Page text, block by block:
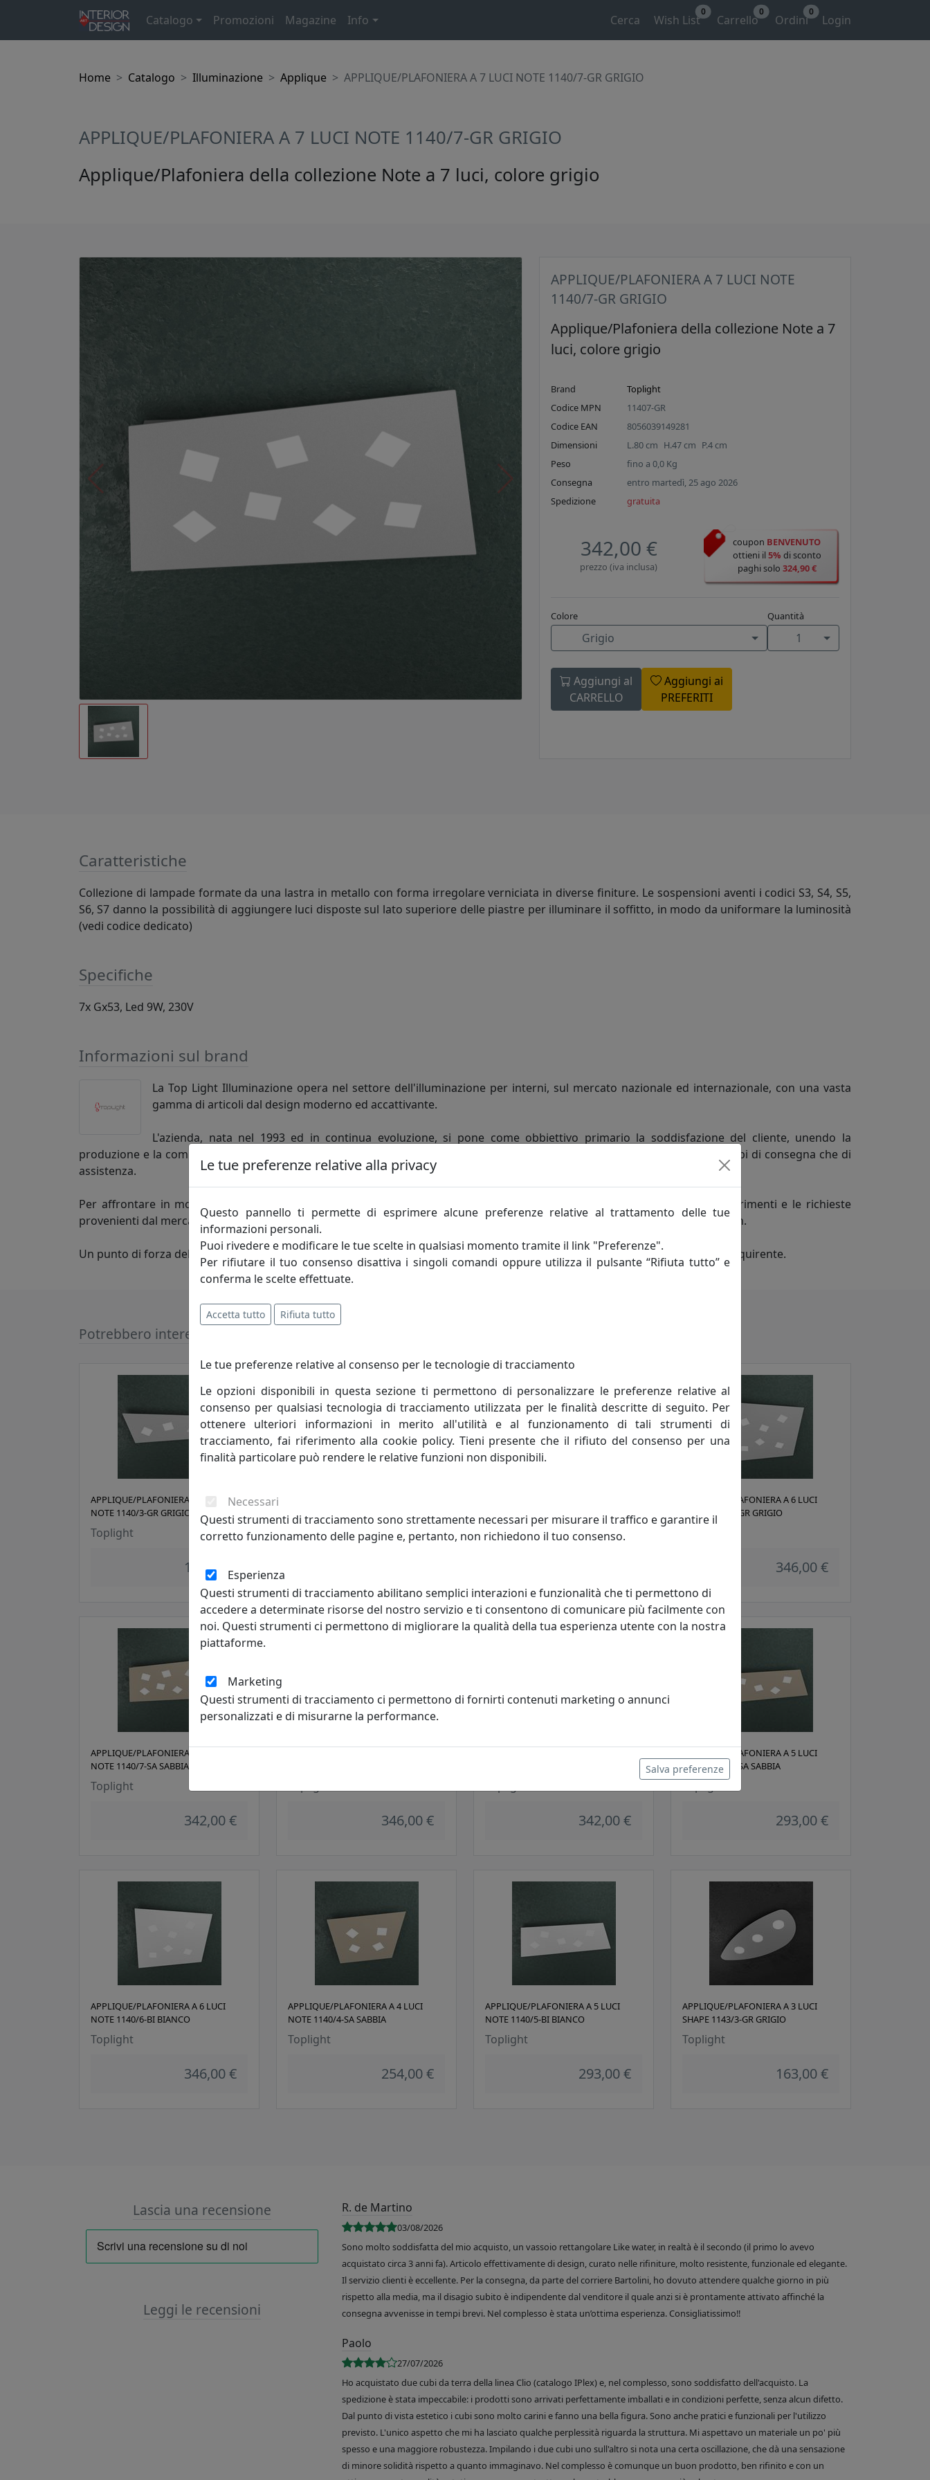
Catalogo Promozioni Magazine Info Cerca Wish List
0
Carrello
0
Ordini
0
Login
Home Catalogo Illuminazione Applique APPLIQUE/PLAFONIERA A 7 LUCI NOTE 1140/7-GR GRIGIO
APPLIQUE/PLAFONIERA A 7 LUCI NOTE 1140/7-GR GRIGIO
Applique/Plafoniera della collezione Note a 7 luci, colore grigio
APPLIQUE/PLAFONIERA A 7 LUCI NOTE
1140/7-GR GRIGIO
Applique/Plafoniera della collezione Note a 7
luci, colore grigio
Brand
Toplight
Codice MPN
11407-GR
Codice EAN
8056039149281
Dimensioni
L.80 cm H.47 cm P.4 cm
Peso
fino a0,0 Kg
Consegna
entro martedì, 25 ago 2026
Spedizione
gratuita
342,00 €
prezzo (iva inclusa)
coupon BENVENUTO
ottieni il5% di sconto
paghi solo 324,90 €
Colore
Grigio
Quantità
1
Aggiungi al
CARRELLO
Aggiungi ai
PREFERITI
Caratteristiche
Collezione di lampade formate da una lastra in metallo con forma irregolare verniciata in diverse finiture. Le sospensioni aventi i codici S3, S4, S5,
S6, S7 danno la possibilità di aggiungere luci disposte sul lato superiore delle piastre per illuminare il soffitto, in modo da uniformare la luminosità
(vedi codice dedicato)
Specifiche
7x Gx53, Led 9W, 230V
Informazioni sul brand
La Top Light Illuminazione opera nel settore dell'illuminazione per interni, sul mercato nazionale ed internazionale, con una vasta
gamma di articoli dal design moderno ed accattivante.
L'azienda, nata nel 1993 ed in continua evoluzione, si pone come obbiettivo primario la soddisfazione del cliente, unendo la
produzione e la commercializzazione di articoli con un indubbio rapporto qualità/prezzo ad un servizio sia in termini di tempi di consegna che di
assistenza.
Per affrontare in modo adeguato le esigenze della propria clientela, la Top Light è da sempre attenta a cogliere i suggerimenti e le richieste
provenienti dal mercato, impegnandosi in una continua innovazione dei prodotti, anche relativamente alle tendenze del design.
Un punto di forza dell'azienda è la possibilità di produrre piccoli lotti realizzati secondo i disegni e le specifiche tecniche dell'acquirente.
Potrebbero interessarti
APPLIQUE/PLAFONIERA A 3 LUCI
NOTE 1140/3-GR GRIGIO
Toplight
186,00 €
NOTE 1140/4-GR GRIGIO
Toplight
NOTE 1140/5-GR GRIGIO
Toplight
APPLIQUE/PLAFONIERA A 6 LUCI
NOTE 1140/6-GR GRIGIO
346,00 €
APPLIQUE/PLAFONIERA A 7 LUCI
NOTE 1140/7-SA SABBIA
Toplight
342,00 € 346,00 € 342,00 €
APPLIQUE/PLAFONIERA A 5 LUCI
NOTE 1140/5-SA SABBIA
293,00 €
APPLIQUE/PLAFONIERA A 6 LUCI
NOTE 1140/6-BI BIANCO
Toplight
346,00 €
APPLIQUE/PLAFONIERA A 4 LUCI
NOTE 1140/4-SA SABBIA
Toplight
254,00 €
APPLIQUE/PLAFONIERA A 5 LUCI
NOTE 1140/5-BI BIANCO
Toplight
293,00 €
APPLIQUE/PLAFONIERA A 3 LUCI
SHAPE 1143/3-GR GRIGIO
Toplight
163,00 €
Lascia una recensione
Leggi le recensioni
R. de Martino
03/08/2026
Sono molto soddisfatta del mio acquisto, un vassoio rettangolare Like water, in realtà è il secondo (il primo lo avevo
acquistato circa 3 anni fa). Articolo effettivamente di design, curato nelle rifiniture, molto resistente, funzionale ed elegante.
Il servizio clienti è eccellente. Per la consegna, da parte del corriere Bartolini, ho dovuto attendere qualche giorno in più
rispetto alla media, ma il disagio subito è indipendente dal venditore il quale anzi si è prontamente attivato affinché la
consegna avvenisse in tempi brevi. Nel complesso è stata un’ottima esperienza. Consigliatissimo!!
Paolo
27/07/2026
Ho acquistato due cubi da terra della linea Clio (catalogo IPlex) e, nel complesso, sono soddisfatto dell'acquisto. La
spedizione è stata impeccabile: i prodotti sono arrivati perfettamente imballati e in condizioni perfette, senza alcun difetto.
Dal punto di vista estetico i cubi sono molto carini e fanno una bella figura. Sono anche pratici e funzionali per l'utilizzo
previsto. L'unico aspetto che mi ha lasciato qualche perplessità riguarda la struttura. Mi aspettavo un materiale un po' più
spesso e una maggiore robustezza. Impilando i due cubi uno sull'altro si nota una certa oscillazione, che dà una sensazione
di minore solidità rispetto a quanto immaginavo. Nel complesso è comunque un buon prodotto, ben rifinito e con un
Le tue preferenze relative alla privacy
Questo pannello ti permette di esprimere alcune preferenze relative al trattamento delle tue
informazioni personali.
Puoi rivedere e modificare le tue scelte in qualsiasi momento tramite il link "Preferenze".
Per rifiutare il tuo consenso disattiva i singoli comandi oppure utilizza il pulsante “Rifiuta tutto” e
conferma le scelte effettuate.
Accetta tutto Rifiuta tutto
Le tue preferenze relative al consenso per le tecnologie di tracciamento
Le opzioni disponibili in questa sezione ti permettono di personalizzare le preferenze relative al
consenso per qualsiasi tecnologia di tracciamento utilizzata per le finalità descritte di seguito. Per
ottenere ulteriori informazioni in merito all'utilità e al funzionamento di tali strumenti di
tracciamento, fai riferimento alla cookie policy. Tieni presente che il rifiuto del consenso per una
finalità particolare può rendere le relative funzioni non disponibili.
Necessari
Questi strumenti di tracciamento sono strettamente necessari per misurare il traffico e garantire il
corretto funzionamento delle pagine e, pertanto, non richiedono il tuo consenso.
Esperienza
Questi strumenti di tracciamento abilitano semplici interazioni e funzionalità che ti permettono di
accedere a determinate risorse del nostro servizio e ti consentono di comunicare più facilmente con
noi. Questi strumenti ci permettono di migliorare la qualità della tua esperienza utente con la nostra
piattaforme.
Marketing
Questi strumenti di tracciamento ci permettono di fornirti contenuti marketing o annunci
personalizzati e di misurarne la performance.
Salva preferenze